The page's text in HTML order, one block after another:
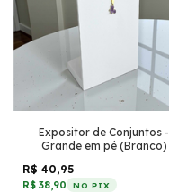
Expositor de Conjuntos -
Grande em pé (Branco)
R$ 40,95
R$ 38,90 NO PIX